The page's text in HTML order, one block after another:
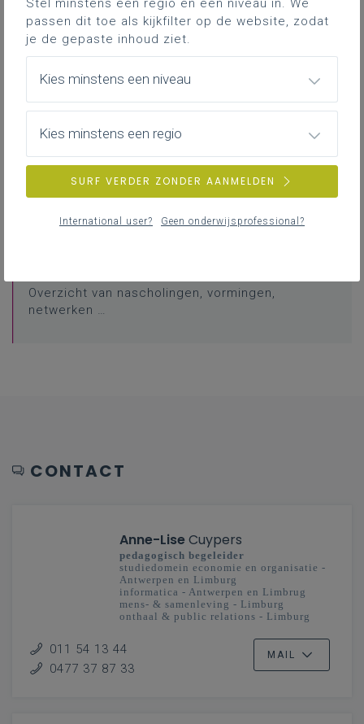
Inspirerend materiaal
Literatuur, onderzoek, regelgeving, interessante
Literatuur, onderzoek, regelgeving, interessante
websites …
Overzicht van nascholingen, vormingen,
netwerken …
CONTACT
Anne-LiseCuypers
pedagogisch begeleider
studiedomein economie en organisatie -
Antwerpen en Limburg
informatica - Antwerpen en Limbrug
mens- & samenleving - Limburg
onthaal & public relations - Limburg
011 54 13 44
0477 37 87 33
MAIL
Stel minstens één regio en één niveau in. We
passen dit toe als kijkfilter op de website, zodat
je de gepaste inhoud ziet.
Kies minstens een niveau
Kies minstens een regio
SURF VERDER ZONDER AANMELDEN
International user? Geen onderwijsprofessional?